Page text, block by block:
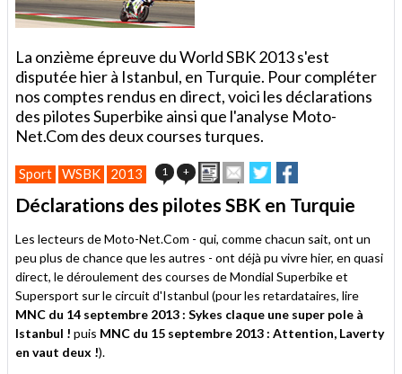
La onzième épreuve du World SBK 2013 s'est
disputée hier à Istanbul, en Turquie. Pour compléter
nos comptes rendus en direct, voici les déclarations
des pilotes Superbike ainsi que l'analyse Moto-
Net.Com des deux courses turques.
Sport WSBK 2013 1 + ImprimerEnvoyer
cet
article
à
ami
Partager
sur
Twitter
sur
Facebook
Déclarations des pilotes SBK en Turquie
Les lecteurs de Moto-Net.Com - qui, comme chacun sait, ont un
peu plus de chance que les autres - ont déjà pu vivre hier, en quasi
direct, le déroulement des courses de Mondial Superbike et
Supersport sur le circuit d'Istanbul (pour les retardataires, lire
MNC du 14 septembre 2013 : Sykes claque une super pole à
Istanbul ! puis MNC du 15 septembre 2013 : Attention, Laverty
en vaut deux !).